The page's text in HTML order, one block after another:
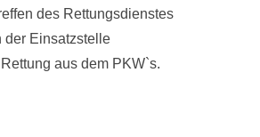
des Rettungsdienstes
der Einsatzstelle
aus dem PKW`s.